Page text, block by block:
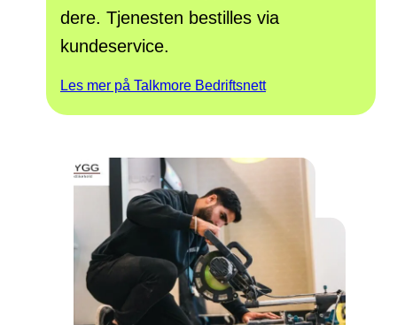
dere. Tjenesten bestilles via
kundeservice.
Les mer på Talkmore Bedriftsnett